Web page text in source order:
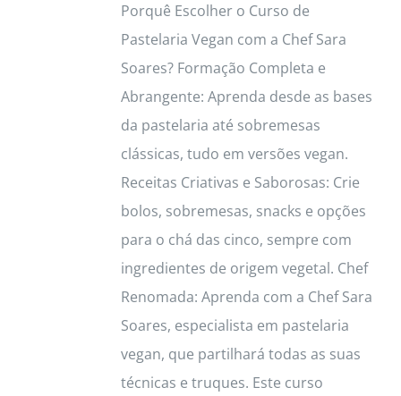
Porquê Escolher o Curso de
Pastelaria Vegan com a Chef Sara
Soares? Formação Completa e
Abrangente: Aprenda desde as bases
da pastelaria até sobremesas
clássicas, tudo em versões vegan.
Receitas Criativas e Saborosas: Crie
bolos, sobremesas, snacks e opções
para o chá das cinco, sempre com
ingredientes de origem vegetal. Chef
Renomada: Aprenda com a Chef Sara
Soares, especialista em pastelaria
vegan, que partilhará todas as suas
técnicas e truques. Este curso